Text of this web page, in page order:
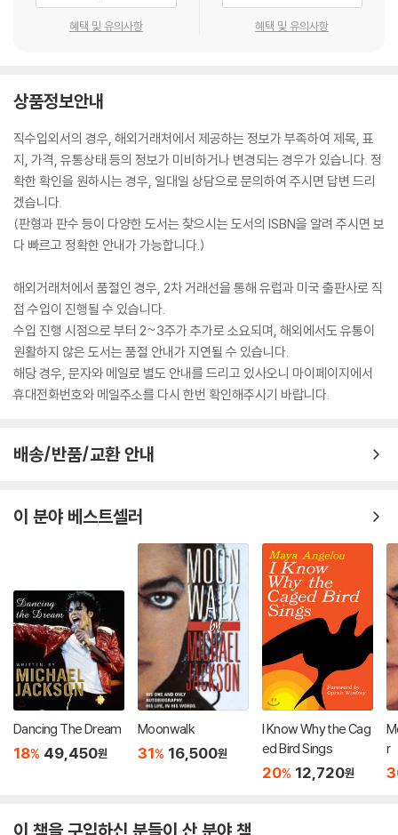
혜택 및 유의사항 혜택 및 유의사항
상품정보안내
직수입외서의 경우, 해외거래처에서 제공하는 정보가 부족하여 제목, 표
지, 가격, 유통상태 등의 정보가 미비하거나 변경되는 경우가 있습니다. 정
확한 확인을 원하시는 경우, 일대일 상담으로 문의하여 주시면 답변 드리
겠습니다.
(판형과 판수 등이 다양한 도서는 찾으시는 도서의 ISBN을 알려 주시면 보
다 빠르고 정확한 안내가 가능합니다.)
해외거래처에서 품절인 경우, 2차 거래선을 통해 유럽과 미국 출판사로 직
접 수입이 진행될 수 있습니다.
수입 진행 시점으로 부터 2~3주가 추가로 소요되며, 해외에서도 유통이
원활하지 않은 도서는 품절 안내가 지연될 수 있습니다.
해당 경우, 문자와 메일로 별도 안내를 드리고 있사오니 마이페이지에서
휴대전화번호와 메일주소를 다시 한번 확인해주시기 바랍니다.
배송/반품/교환 안내
이 분야 베스트셀러
Dancing The Dream
18% 49,450원
Moonwalk
31% 16,500원
I Know Why the Cag
ed Bird Sings
20% 12,720원
r
이 책을 구입하신 분들이 산 분야 책